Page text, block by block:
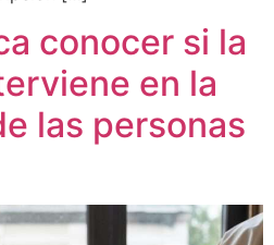
conocer si la
en la
las personas